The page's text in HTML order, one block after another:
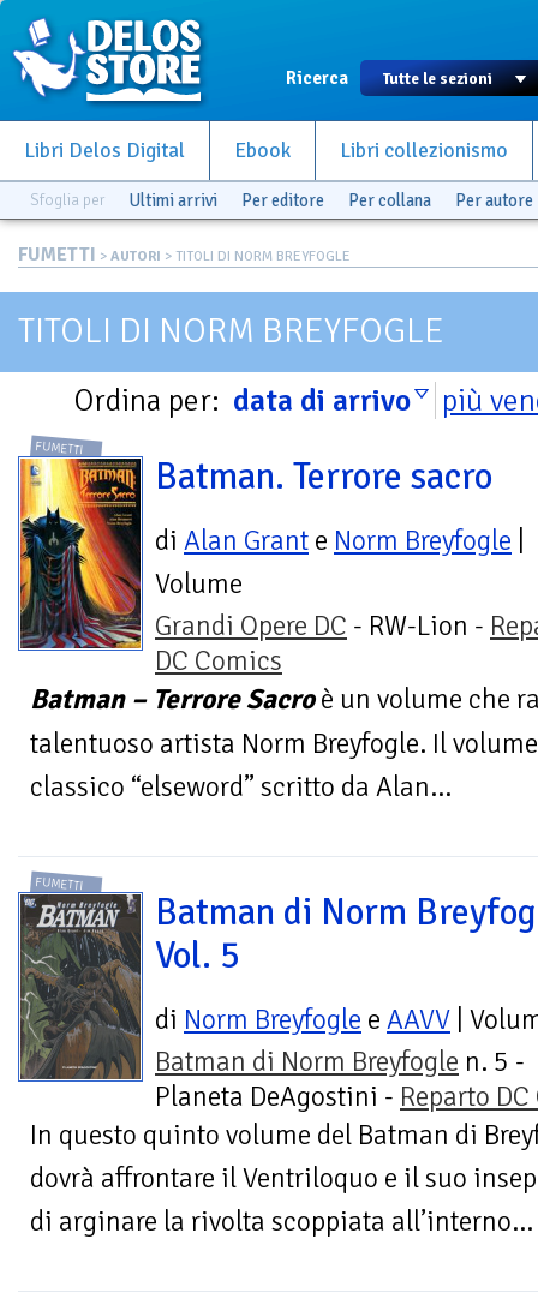
Ricerca
Libri Delos Digital Ebook Libri collezionismo
Sfoglia per Ultimi arrivi Per editore Per collana Per autore
FUMETTI > AUTORI > TITOLI DI NORM BREYFOGLE
TITOLI DI NORM BREYFOGLE
Ordina per: data di arrivo più
FUMETTI
Batman. Terrore sacro
di Alan Grant e Norm Breyfogle
Volume
Grandi Opere DC - RW-Lion -
DC Comics
Batman – Terrore Sacroè un volume che
talentuoso artista Norm Breyfogle. Il
classico “elseword” scritto da Alan...
FUMETTI
Batman di Norm
Vol. 5
di Norm Breyfogle e AAVV |
Batman di Norm Breyfogle n. 5 -
Planeta DeAgostini - Reparto
In questo quinto volume del Batman di
dovrà affrontare il Ventriloquo e il suo
di arginare la rivolta scoppiata all’interno...